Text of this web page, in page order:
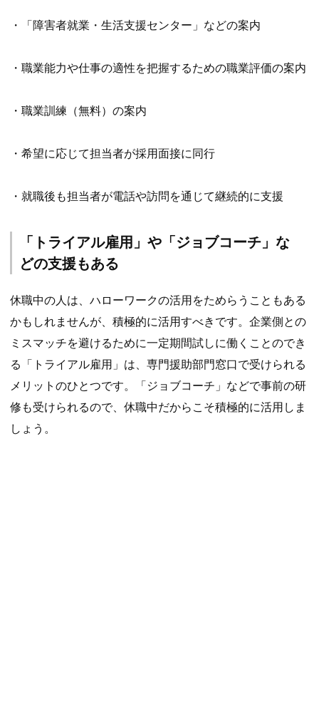
・「障害者就業・生活支援センター」などの案内
・職業能力や仕事の適性を把握するための職業評価の案内
・職業訓練（無料）の案内
・希望に応じて担当者が採用面接に同行
・就職後も担当者が電話や訪問を通じて継続的に支援
「トライアル雇用」や「ジョブコーチ」な
どの支援もある
休職中の人は、ハローワークの活用をためらうこともある
かもしれませんが、積極的に活用すべきです。企業側との
ミスマッチを避けるために一定期間試しに働くことのでき
る「トライアル雇用」は、専門援助部門窓口で受けられる
メリットのひとつです。「ジョブコーチ」などで事前の研
修も受けられるので、休職中だからこそ積極的に活用しま
しょう。